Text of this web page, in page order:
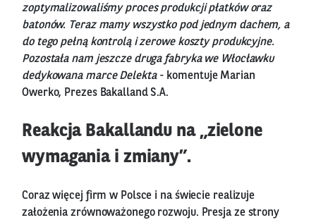
zoptymalizowaliśmy proces produkcji płatków oraz
batonów. Teraz mamy wszystko pod jednym dachem, a
do tego pełną kontrolą i zerowe koszty produkcyjne.
Pozostała nam jeszcze druga fabryka we Włocławku
dedykowana marce Delekta- komentuje Marian
Owerko, Prezes Bakalland S.A.
Reakcja Bakallandu na „zielone
wymagania i zmiany”.
Coraz więcej firm w Polsce i na świecie realizuje
założenia zrównoważonego rozwoju. Presja ze strony